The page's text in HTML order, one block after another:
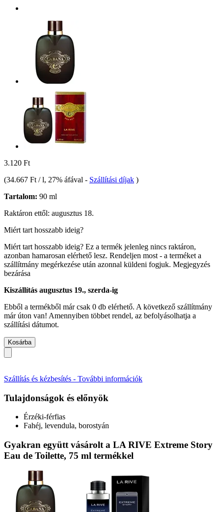
3.120 Ft
(34.667 Ft / l, 27% áfával - Szállítási díjak )
Tartalom: 90 ml
Raktáron ettől: augusztus 18.
Miért tart hosszabb ideig?
Miért tart hosszabb ideig? Ez a termék jelenleg nincs raktáron,
azonban hamarosan elérhető lesz. Rendeljen most - a terméket a
szállítmány megérkezése után azonnal küldeni fogjuk. Megjegyzés
bezárása
Kiszállítás augusztus 19., szerda-ig
Ebből a termékből már csak 0 db elérhető. A következő szállítmány
már úton van! Amennyiben többet rendel, az befolyásolhatja a
szállítási dátumot.
Kosárba
Szállítás és kézbesítés - További információk
Tulajdonságok és előnyök
Érzéki-férfias
Fahéj, levendula, borostyán
Gyakran együtt vásárolt a LA RIVE Extreme Story
Eau de Toilette, 75 ml termékkel